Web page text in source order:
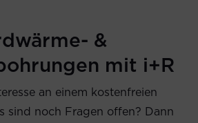
&
mit i+R
an einem kostenfreien
sind noch Fragen offen? Dann